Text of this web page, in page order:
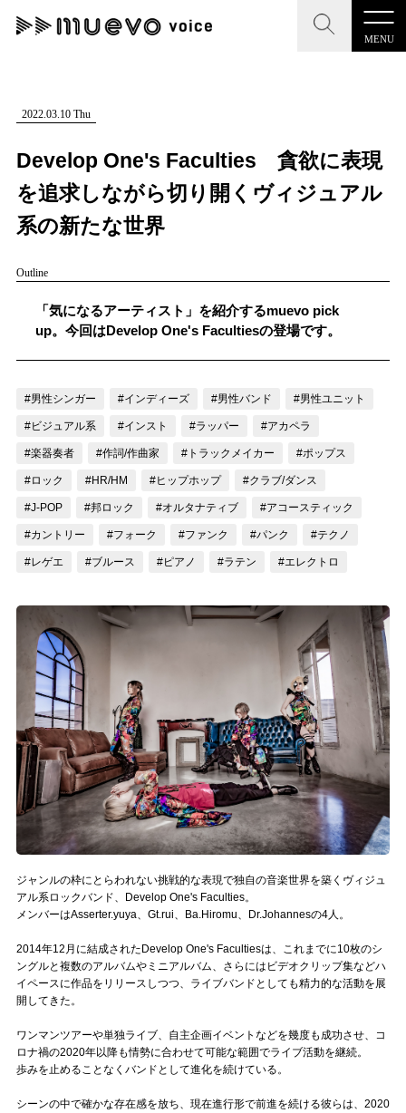
MENU
CLOSE
記事を検索する
#男性シンガー #HR/HM #女性シンガー
CLOSE
"読者の声を形にする”音楽特化メディア
記事一覧
プレスリリース一覧
お問い合わせ
記事リクエスト
LINK
muevoクラウドファンディング
muevoコミュニティ
ぶいクラ！by muevo
ぶいコミュ！by muevo
ぶいマガ！ by muevo
Follow us
Official SNS
2022.03.10 Thu
Develop One's Faculties 貪欲に表現
を追求しながら切り開くヴィジュアル
系の新たな世界
Outline
「気になるアーティスト」を紹介するmuevo pick
up。今回はDevelop One's Facultiesの登場です。
#男性シンガー #インディーズ #男性バンド #男性ユニット
#ビジュアル系 #インスト #ラッパー #アカペラ
#楽器奏者 #作詞/作曲家 #トラックメイカー #ポップス
#ロック #HR/HM #ヒップホップ #クラブ/ダンス
#J-POP #邦ロック #オルタナティブ #アコースティック
#カントリー #フォーク #ファンク #パンク #テクノ
#レゲエ #ブルース #ピアノ #ラテン #エレクトロ
ジャンルの枠にとらわれない挑戦的な表現で独自の音楽世界を築くヴィジュ
アル系ロックバンド、Develop One's Faculties。
メンバーはAsserter.yuya、Gt.rui、Ba.Hiromu、Dr.Johannesの4人。
2014年12月に結成されたDevelop One's Facultiesは、これまでに10枚のシ
ングルと複数のアルバムやミニアルバム、さらにはビデオクリップ集などハ
イペースに作品をリリースしつつ、ライブバンドとしても精力的な活動を展
開してきた。
ワンマンツアーや単独ライブ、自主企画イベントなどを幾度も成功させ、コ
ロナ禍の2020年以降も情勢に合わせて可能な範囲でライブ活動を継続。
歩みを止めることなくバンドとして進化を続けている。
シーンの中で確かな存在感を放ち、現在進行形で前進を続ける彼らは、2020